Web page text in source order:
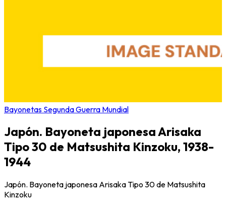
Bayonetas Segunda Guerra Mundial
Japón. Bayoneta japonesa Arisaka
Tipo 30 de Matsushita Kinzoku, 1938-
1944
Japón. Bayoneta japonesa Arisaka Tipo 30 de Matsushita
Kinzoku